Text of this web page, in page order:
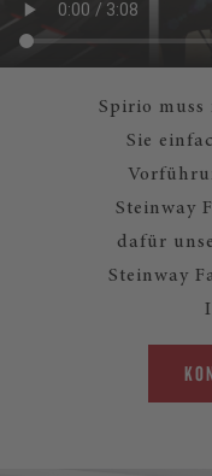
Spirio muss
Sie
Steinway
dafür
Steinway